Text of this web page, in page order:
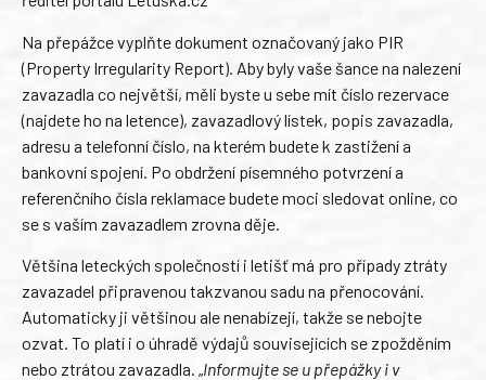
Na přepážce vyplňte dokument označovaný jako PIR
(Property Irregularity Report). Aby byly vaše šance na nalezení
zavazadla co největší, měli byste u sebe mít číslo rezervace
(najdete ho na letence), zavazadlový lístek, popis zavazadla,
adresu a telefonní číslo, na kterém budete k zastižení a
bankovní spojení. Po obdržení písemného potvrzení a
referenčního čísla reklamace budete moci sledovat online, co
se s vaším zavazadlem zrovna děje.
Většina leteckých společností i letišť má pro případy ztráty
zavazadel připravenou takzvanou sadu na přenocování.
Automaticky ji většinou ale nenabízejí, takže se nebojte
ozvat. To platí i o úhradě výdajů souvisejících se zpožděním
nebo ztrátou zavazadla. „Informujte se u přepážky i v